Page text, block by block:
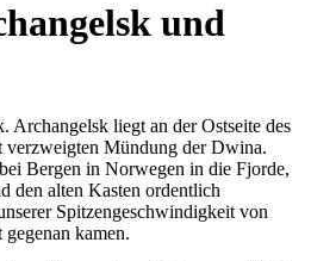
und
Archangelsk liegt an der Ostseite des
verzweigten Mündung der Dwina.
Bergen in Norwegen in die Fjorde,
den alten Kasten ordentlich
Spitzengeschwindigkeit von
kamen.